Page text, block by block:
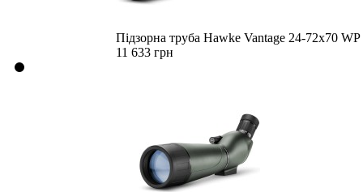
Підзорна труба Hawke Vantage 24-72x70 WP
11 633 грн